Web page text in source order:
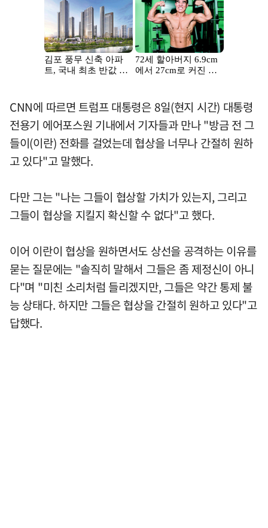
CNN에 따르면 트럼프 대통령은 8일(현지 시간) 대통령
전용기 에어포스원 기내에서 기자들과 만나 "방금 전 그
들이(이란) 전화를 걸었는데 협상을 너무나 간절히 원하
고 있다"고 말했다.
다만 그는 "나는 그들이 협상할 가치가 있는지, 그리고
그들이 협상을 지킬지 확신할 수 없다"고 했다.
이어 이란이 협상을 원하면서도 상선을 공격하는 이유를
묻는 질문에는 "솔직히 말해서 그들은 좀 제정신이 아니
다"며 "미친 소리처럼 들리겠지만, 그들은 약간 통제 불
능 상태다. 하지만 그들은 협상을 간절히 원하고 있다"고
답했다.